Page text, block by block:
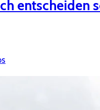
entscheiden